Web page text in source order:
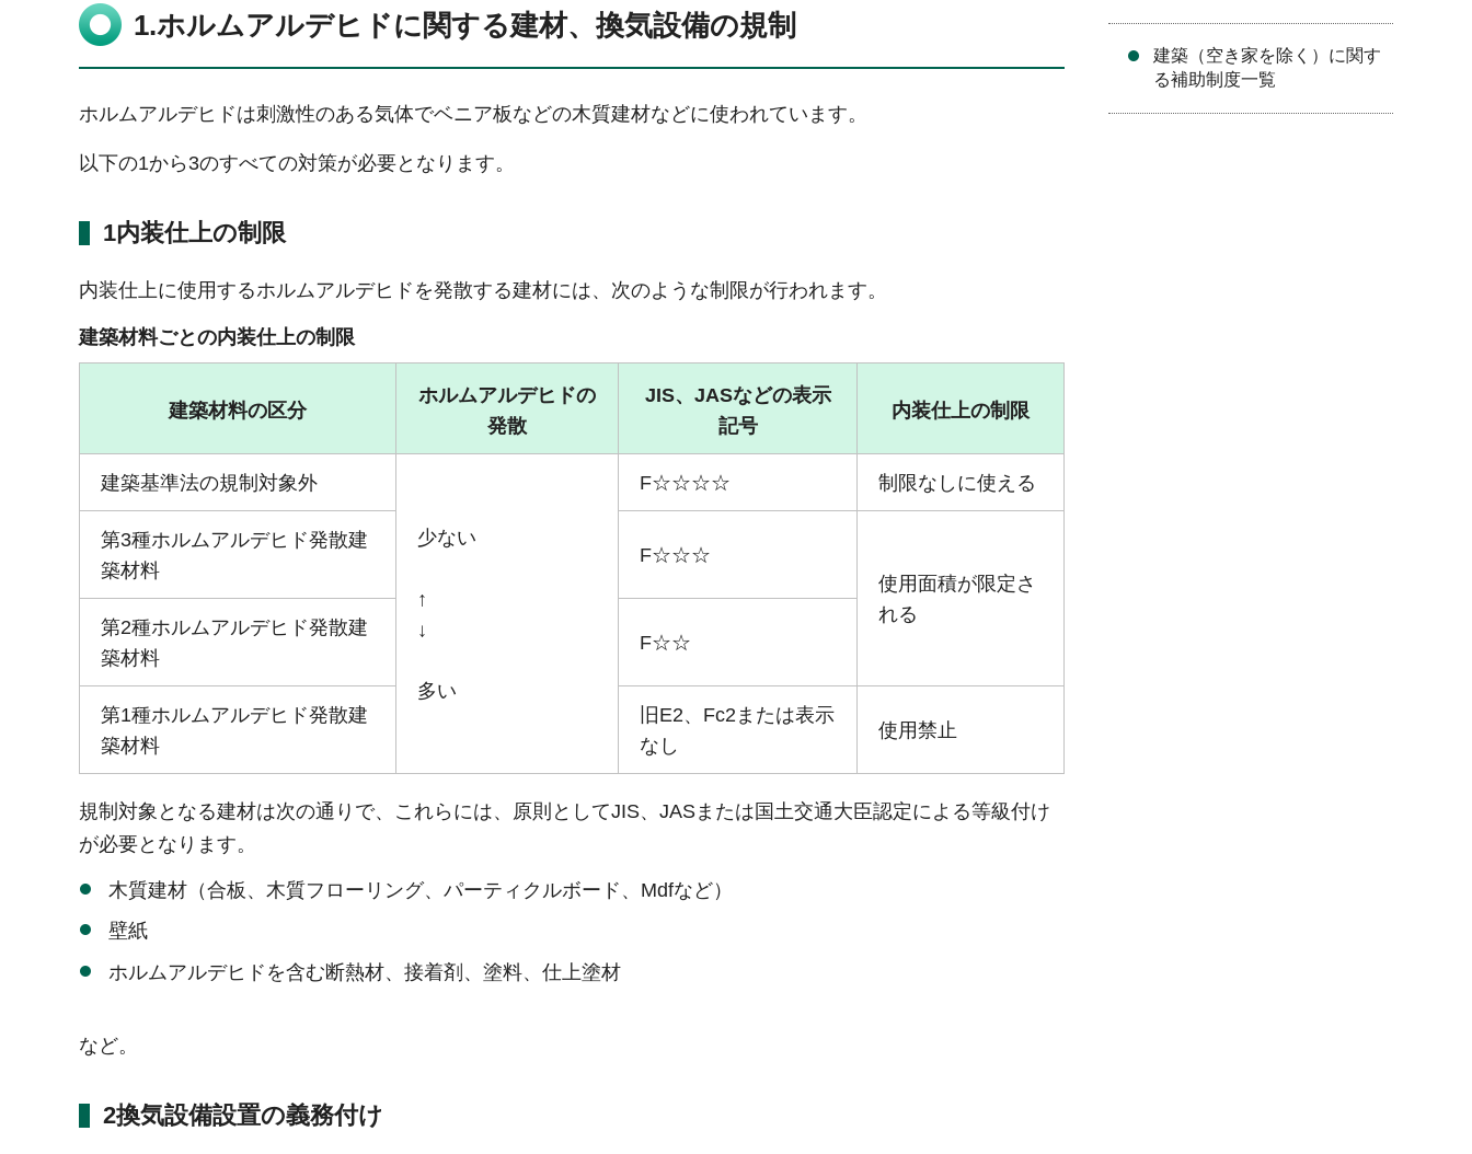
1.ホルムアルデヒドに関する建材、換気設備の規制
ホルムアルデヒドは刺激性のある気体でベニア板などの木質建材などに使われています。
以下の1から3のすべての対策が必要となります。
1内装仕上の制限
内装仕上に使用するホルムアルデヒドを発散する建材には、次のような制限が行われます。
建築材料ごとの内装仕上の制限
建築材料の区分
ホルムアルデヒドの
発散
JIS、JASなどの表示
記号
内装仕上の制限
建築基準法の規制対象外
少ない
↑
↓
多い
F☆☆☆☆ 制限なしに使える
第3種ホルムアルデヒド発散建
築材料
F☆☆☆
使用面積が限定さ
れる
第2種ホルムアルデヒド発散建
築材料
F☆☆
第1種ホルムアルデヒド発散建
築材料
旧E2、Fc2または表示
なし
使用禁止
規制対象となる建材は次の通りで、これらには、原則としてJIS、JASまたは国土交通大臣認定による等級付け
が必要となります。
木質建材（合板、木質フローリング、パーティクルボード、Mdfなど）
壁紙
ホルムアルデヒドを含む断熱材、接着剤、塗料、仕上塗材
など。
2換気設備設置の義務付け
建築（空き家を除く）に関す
る補助制度一覧